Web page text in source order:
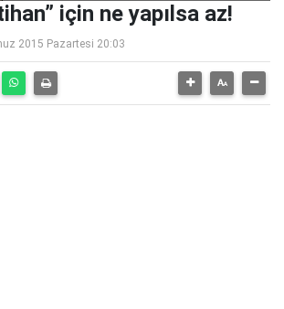
için ne yapılsa az!
2015 Pazartesi 20:03